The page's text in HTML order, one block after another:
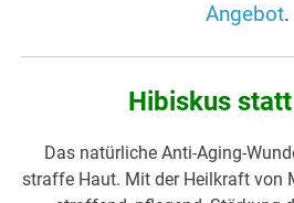
Angebot.
Hibiskus
Das natürliche Anti-Aging-
straffe Haut. Mit der Heilkraft von